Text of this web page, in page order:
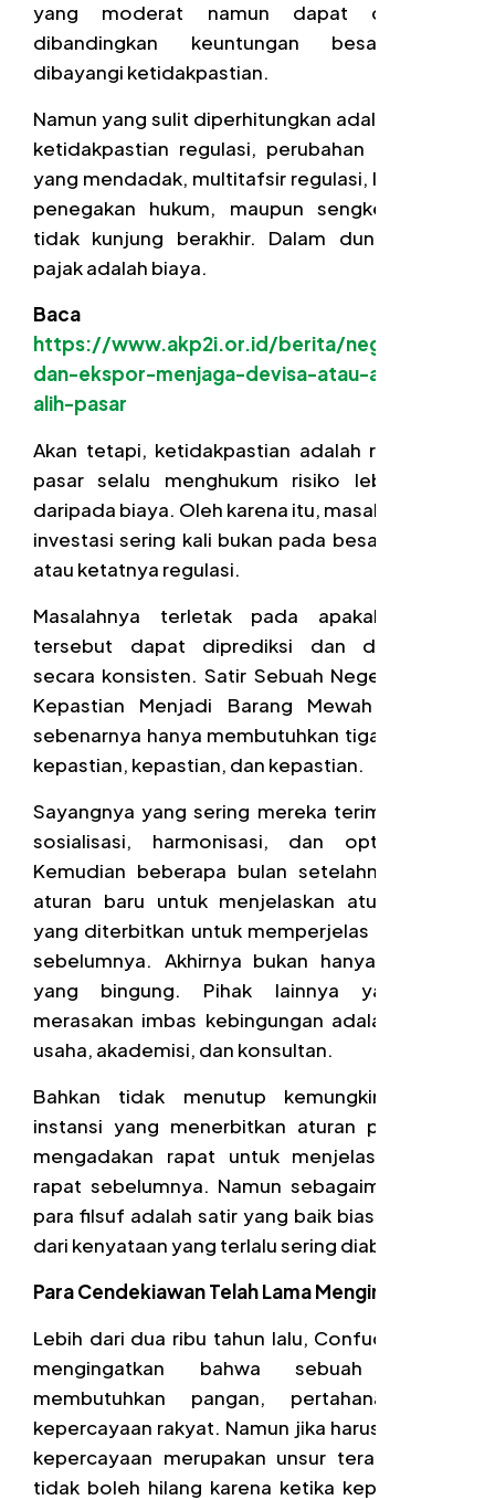
yang moderat namun dapat diprediksi
dibandingkan keuntungan besar yang
dibayangi ketidakpastian.
Namun yang sulit diperhitungkan adalah terkait
ketidakpastian regulasi, perubahan kebijakan
yang mendadak, multitafsir regulasi, lemahnya
penegakan hukum, maupun sengketa yang
tidak kunjung berakhir. Dalam dunia usaha,
pajak adalah biaya.
Baca Juga:
https://www.akp2i.or.id/berita/negara-
dan-ekspor-menjaga-devisa-atau-ambil-
alih-pasar
Akan tetapi, ketidakpastian adalah risiko dan
pasar selalu menghukum risiko lebih keras
daripada biaya. Oleh karena itu, masalah utama
investasi sering kali bukan pada besarnya tarif
atau ketatnya regulasi.
Masalahnya terletak pada apakah aturan
tersebut dapat diprediksi dan diterapkan
secara konsisten. Satir Sebuah Negeri: Ketika
Kepastian Menjadi Barang Mewah Investor
sebenarnya hanya membutuhkan tiga hal yaitu
kepastian, kepastian, dan kepastian.
Sayangnya yang sering mereka terima adalah
sosialisasi, harmonisasi, dan optimalisasi.
Kemudian beberapa bulan setelahnya terbit
aturan baru untuk menjelaskan aturan lama
yang diterbitkan untuk memperjelas kebijakan
sebelumnya. Akhirnya bukan hanya investor
yang bingung. Pihak lainnya yang ikut
merasakan imbas kebingungan adalah pelaku
usaha, akademisi, dan konsultan.
Bahkan tidak menutup kemungkinan pula
instansi yang menerbitkan aturan pun harus
mengadakan rapat untuk menjelaskan hasil
rapat sebelumnya. Namun sebagaimana kata
para filsuf adalah satir yang baik biasanya lahir
dari kenyataan yang terlalu sering diabaikan.
Para Cendekiawan Telah Lama Mengingatkan
Lebih dari dua ribu tahun lalu, Confucius telah
mengingatkan bahwa sebuah negara
membutuhkan pangan, pertahanan, dan
kepercayaan rakyat. Namun jika harus memilih,
kepercayaan merupakan unsur terakhir yang
tidak boleh hilang karena ketika kepercayaan